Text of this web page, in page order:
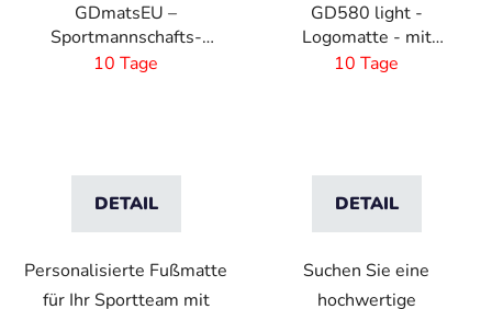
GDmatsEU –
Sportmannschafts-
Logomatte – 60 x 40
10 Tage
DETAIL
Personalisierte Fußmatte
für Ihr Sportteam mit
GD580 light -
Logomatte - mit
eigenem Design - 5 mm
10 Tage
DETAIL
Suchen Sie eine
hochwertige